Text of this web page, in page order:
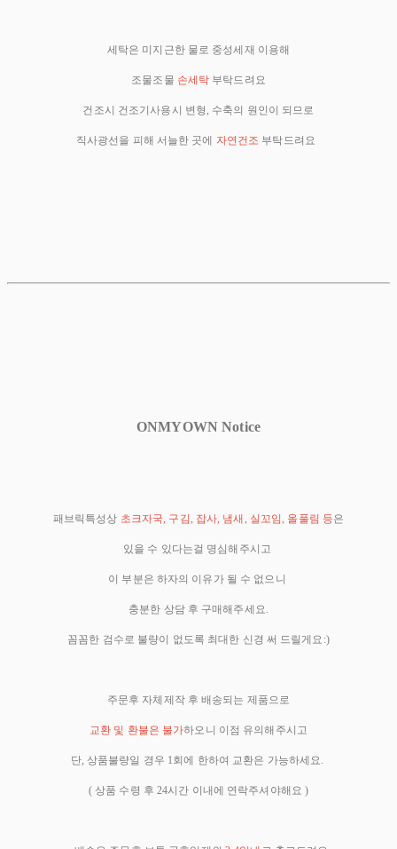
세탁은 미지근한 물로 중성세재 이용해
조물조물 손세탁 부탁드려요
건조시 건조기사용시 변형, 수축의 원인이 되므로
직사광선을 피해 서늘한 곳에 자연건조 부탁드려요
ONMYOWN Notice
패브릭특성상 초크자국, 구김, 잡사, 냄새, 실꼬임, 올풀림 등은
있을 수 있다는걸 명심해주시고
이 부분은 하자의 이유가 될 수 없으니
충분한 상담 후 구매해주세요.
꼼꼼한 검수로 불량이 없도록 최대한 신경 써 드릴게요:)
주문후 자체제작 후 배송되는 제품으로
교환 및 환불은 불가하오니 이점 유의해주시고
단, 상품불량일 경우 1회에 한하여 교환은 가능하세요.
( 상품 수령 후 24시간 이내에 연락주셔야해요 )